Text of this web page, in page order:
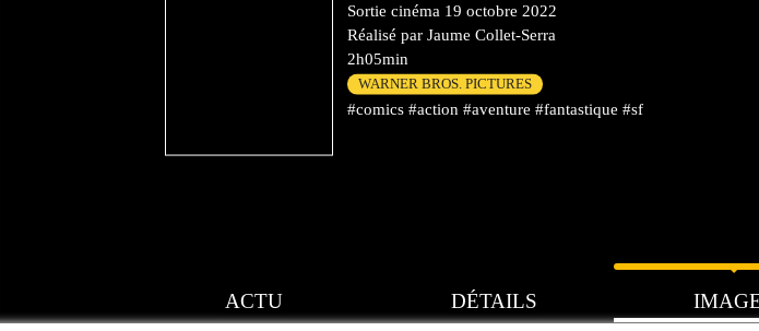
Sortie cinéma 19 octobre 2022
Réalisé par Jaume Collet-Serra
2h05min
WARNER BROS. PICTURES
#comics #action #aventure #fantastique #sf
ACTU DÉTAILS